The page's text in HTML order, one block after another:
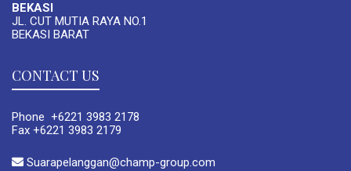
BEKASI
JL. CUT MUTIA RAYA NO.1
BEKASI BARAT
CONTACT US
Phone +6221 3983 2178
Fax +6221 3983 2179
Suarapelanggan@champ-group.com